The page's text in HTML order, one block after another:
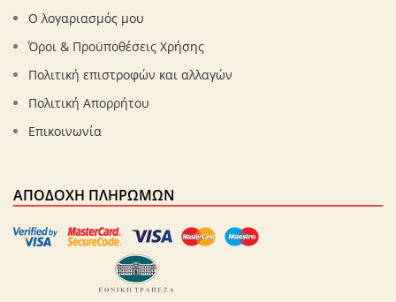
Ο λογαριασμός μου
Όροι & Προϋποθέσεις Χρήσης
Πολιτική επιστροφών και αλλαγών
Πολιτική Απορρήτου
Επικοινωνία
ΑΠΟΔΟΧΉ ΠΛΗΡΩΜΏΝ